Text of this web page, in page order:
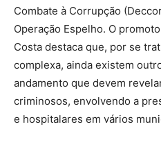
Combate à Corrupção
Operação Espelho. O
Costa destaca que, por se
complexa, ainda existem
andamento que devem
criminosos, envolvendo a
e hospitalares em vários